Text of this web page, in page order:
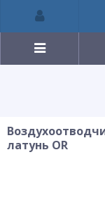
латунь OR